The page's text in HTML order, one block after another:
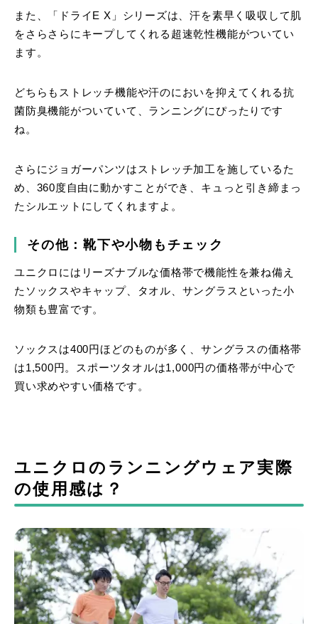
また、「ドライE X」シリーズは、汗を素早く吸収して肌
をさらさらにキープしてくれる超速乾性機能がついてい
ます。
どちらもストレッチ機能や汗のにおいを抑えてくれる抗
菌防臭機能がついていて、ランニングにぴったりです
ね。
さらにジョガーパンツはストレッチ加工を施しているた
め、360度自由に動かすことができ、キュっと引き締まっ
たシルエットにしてくれますよ。
その他：靴下や小物もチェック
ユニクロにはリーズナブルな価格帯で機能性を兼ね備え
たソックスやキャップ、タオル、サングラスといった小
物類も豊富です。
ソックスは400円ほどのものが多く、サングラスの価格帯
は1,500円。スポーツタオルは1,000円の価格帯が中心で
買い求めやすい価格です。
ユニクロのランニングウェア実際
の使用感は？